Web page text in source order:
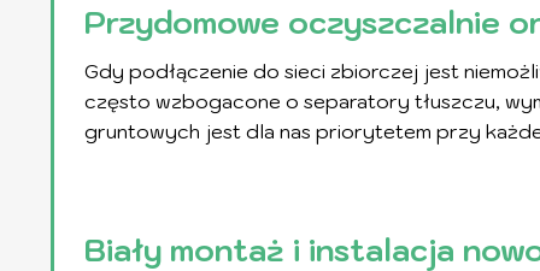
Przydomowe oczyszczalnie
Gdy podłączenie do sieci zbiorczej jest
często wzbogacone o separatory tłuszczu,
gruntowych jest dla nas priorytetem przy
Biały montaż i instalacja